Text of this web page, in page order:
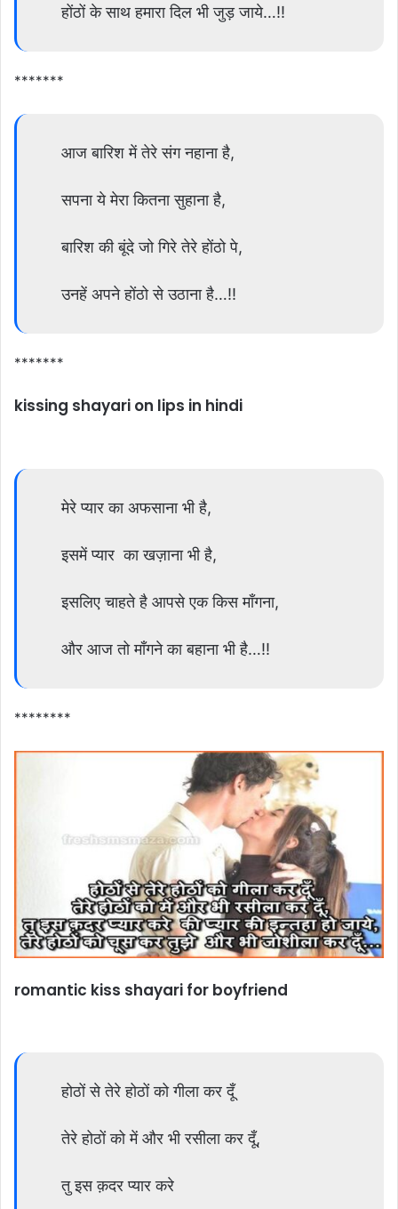
होंठों के साथ हमारा दिल भी जुड़ जाये…!!
*******
आज बारिश में तेरे संग नहाना है,
सपना ये मेरा कितना सुहाना है,
बारिश की बूंदे जो गिरे तेरे होंठो पे,
उनहें अपने होंठो से उठाना है…!!
*******
kissing shayari on lips in hindi
मेरे प्यार का अफसाना भी है,
इसमें प्यार का खज़ाना भी है,
इसलिए चाहते है आपसे एक किस माँगना,
और आज तो माँगने का बहाना भी है…!!
********
romantic kiss shayari for boyfriend
होठों से तेरे होठों को गीला कर दूँ
तेरे होठों को में और भी रसीला कर दूँ,
तु इस क़दर प्यार करे